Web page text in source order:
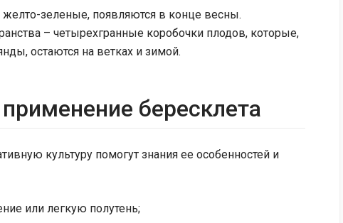
зеленые, появляются в конце весны.
– четырехгранные коробочки плодов, которые,
остаются на ветках и зимой.
бересклета
культуру помогут знания ее особенностей и
или легкую полутень;